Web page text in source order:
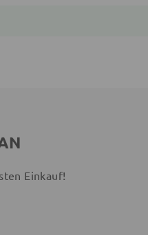
Einkauf!